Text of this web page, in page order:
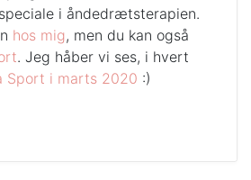
i åndedrætsterapien.
hos mig, men du kan også
. Jeg håber vi ses, i hvert
Sport i marts 2020 :)